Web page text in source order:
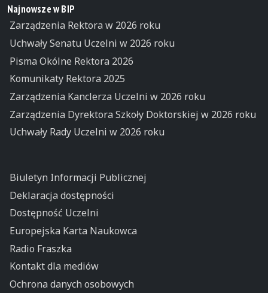
Najnowsze w BIP
Zarządzenia Rektora w 2026 roku
Uchwały Senatu Uczelni w 2026 roku
Pisma Okólne Rektora 2026
Komunikaty Rektora 2025
Zarządzenia Kanclerza Uczelni w 2026 roku
Zarządzenia Dyrektora Szkoły Doktorskiej w 2026 roku
Uchwały Rady Uczelni w 2026 roku
Biuletyn Informacji Publicznej
Deklaracja dostępności
Dostępność Uczelni
Europejska Karta Naukowca
Radio Fraszka
Kontakt dla mediów
Ochrona danych osobowych